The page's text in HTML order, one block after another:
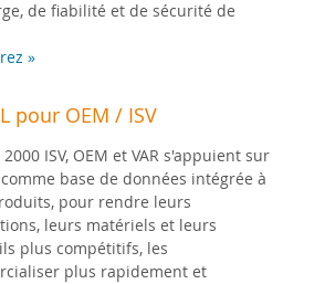
de fiabilité et de sécurité de
»
pour OEM / ISV
ISV, OEM et VAR s'appuient sur
comme base de données intégrée à
pour rendre leurs
leurs matériels et leurs
plus compétitifs, les
plus rapidement et